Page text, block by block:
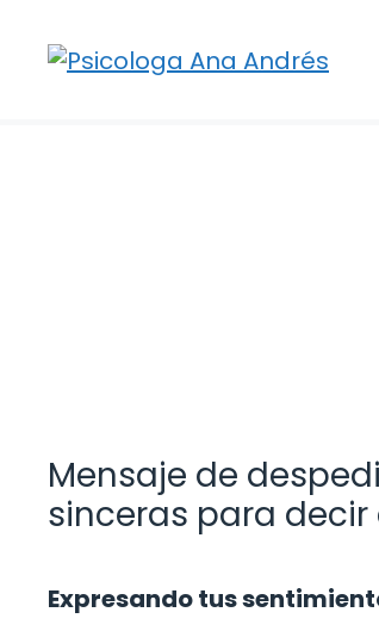
contenido
Mensaje de
sinceras para decir
Expresando tus